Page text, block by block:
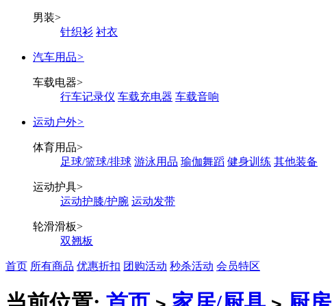
男装>
针织衫 衬衣
汽车用品>
车载电器>
行车记录仪 车载充电器 车载音响
运动户外>
体育用品>
足球/篮球/排球 游泳用品 瑜伽舞蹈 健身训练 其他装备
运动护具>
运动护膝/护腕 运动发带
轮滑滑板>
双翘板
首页 所有商品 优惠折扣 团购活动 秒杀活动 会员特区